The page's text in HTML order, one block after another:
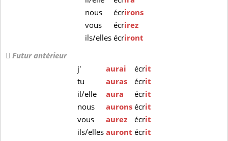
nous
écrirons
vous
écrirez
ils/elles écriront
Futur antérieur
j'
aurai écrit
tu
auras écrit
il/elle
aura écrit
nous
aurons écrit
vous
aurez écrit
ils/elles auront écrit